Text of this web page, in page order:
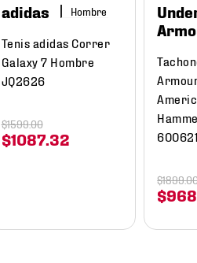
adidas Hombre
Tenis adidas Correr
Galaxy 7 Hombre
JQ2626
$1087. 32
$1599.00
$968
$1899.